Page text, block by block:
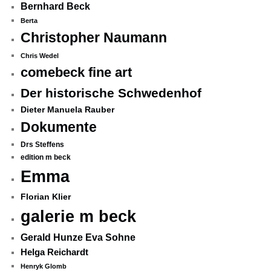
Bernhard Beck
Berta
Christopher Naumann
Chris Wedel
comebeck fine art
Der historische Schwedenhof
Dieter Manuela Rauber
Dokumente
Drs Steffens
edition m beck
Emma
Florian Klier
galerie m beck
Gerald Hunze Eva Sohne
Helga Reichardt
Henryk Glomb